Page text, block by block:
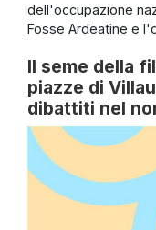
dell'occupazione
Fosse Ardeatine e
Il seme della
piazze di
dibattiti nel